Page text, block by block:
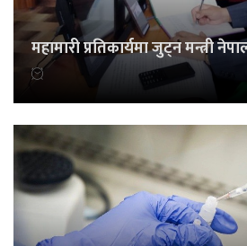
महामारी प्रतिकार्यमा जुट्न मन्त्री